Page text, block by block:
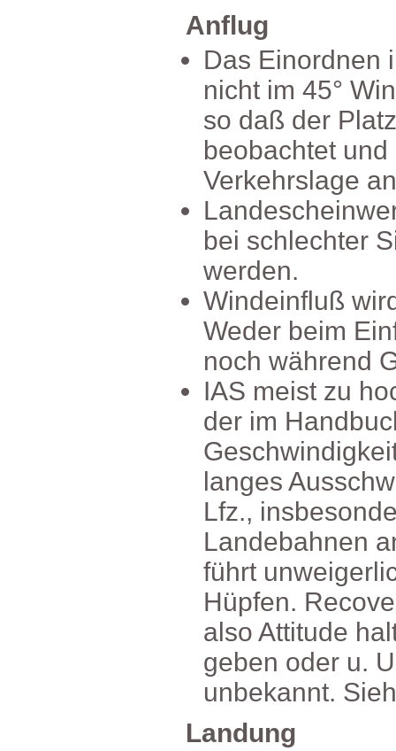
Anflug
werden.
Landung